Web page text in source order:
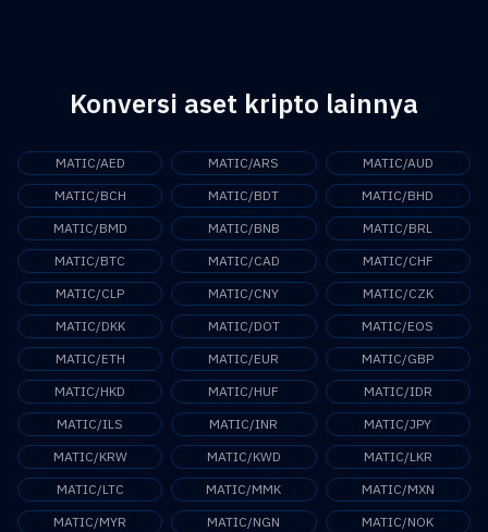
Konversi aset kripto lainnya
MATIC/AED MATIC/ARS
MATIC/AUD
MATIC/BCH
MATIC/BDT
MATIC/BHD
MATIC/BMD
MATIC/BNB
MATIC/BRL
MATIC/BTC
MATIC/CAD
MATIC/CHF
MATIC/CLP
MATIC/CNY
MATIC/CZK
MATIC/DKK
MATIC/DOT
MATIC/EOS
MATIC/ETH
MATIC/EUR
MATIC/GBP
MATIC/HKD
MATIC/HUF
MATIC/IDR
MATIC/ILS
MATIC/INR
MATIC/JPY
MATIC/KRW
MATIC/KWD
MATIC/LKR
MATIC/LTC
MATIC/MMK
MATIC/MXN
MATIC/MYR
MATIC/NGN
MATIC/NOK